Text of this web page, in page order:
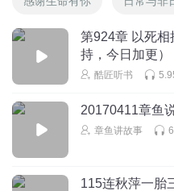
第924章 以死相
持，今日加更）
酷匠听书
20170411章鱼
章鱼讲故事
115连秋萍一胎